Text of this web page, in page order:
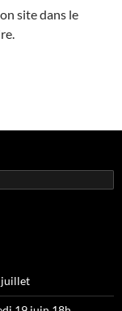
site dans le
juillet